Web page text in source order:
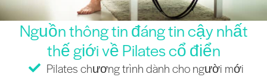
Nguồn thông tin đáng tin cậy nhất
thế giới về Pilates cổ điển
Pilates chương trình dành cho người mới